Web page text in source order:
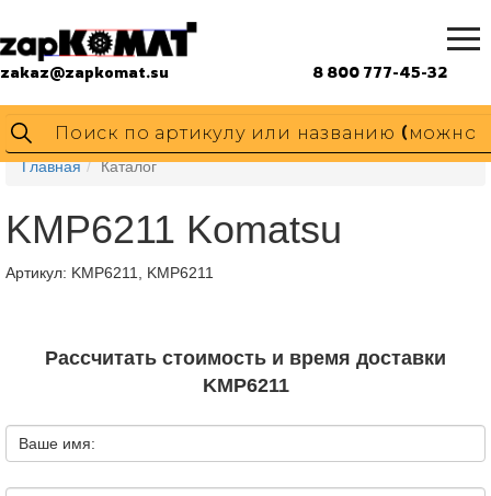
zakaz@zapkomat.su 8 800 777-45-32
Главная Каталог
KMP6211 Komatsu
Артикул: KMP6211, KMP6211
Рассчитать стоимость и время доставки
KMP6211
Ваше имя: